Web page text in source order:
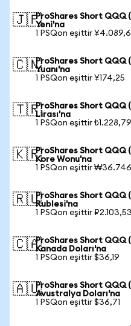
🇯🇵ProShares Short QQQ
Yeni'na
1 PSQon eşittir
🇨🇳ProShares Short QQQ
Yuanı'na
1 PSQon eşittir ¥174,25
🇹🇷ProShares Short QQQ
Lirası'na
1 PSQon eşittir ₺1.228,79
🇰🇷ProShares Short QQQ
Kore Wonu'na
1 PSQon eşittir
🇷🇺ProShares Short QQQ
Rublesi'na
1 PSQon eşittir ₽2.103,53
🇨🇦ProShares Short QQQ
Kanada Doları'na
1 PSQon eşittir $36,19
🇦🇺ProShares Short
Avustralya Doları'na
1 PSQon eşittir $36,71